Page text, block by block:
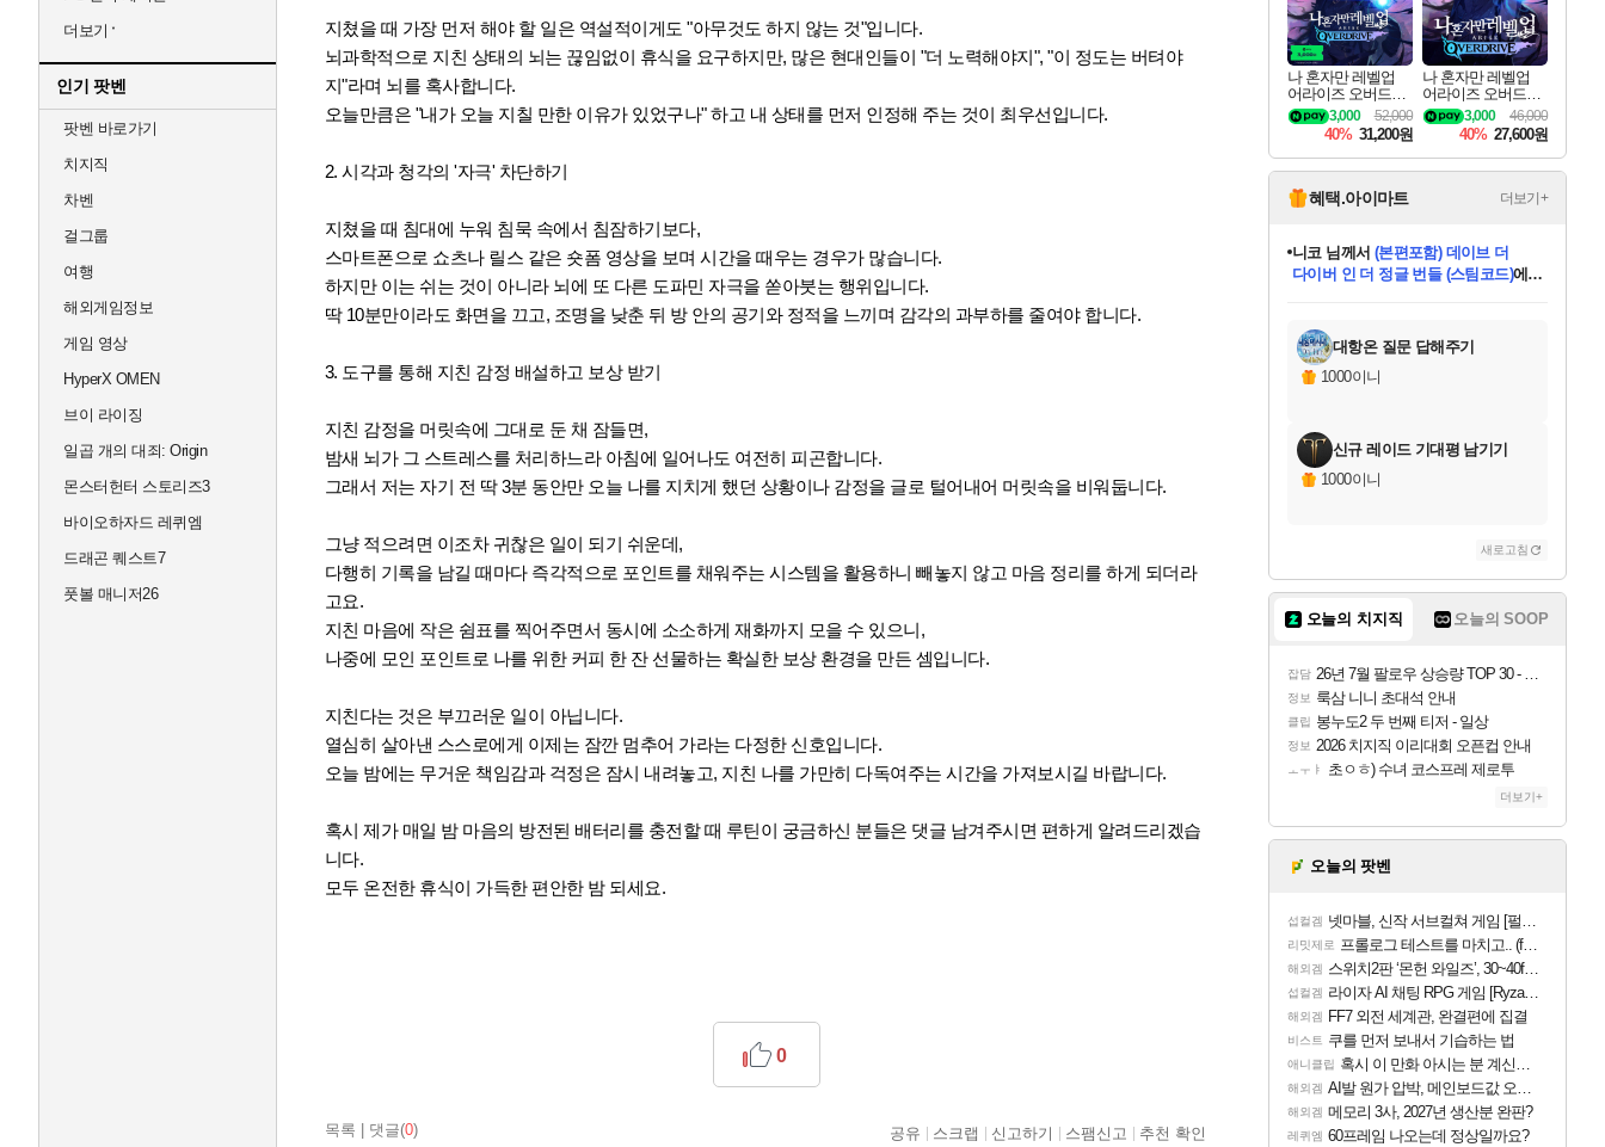
더보기
인기 팟벤
팟벤 바로가기
치지직
차벤
걸그룹
여행
해외게임정보
게임 영상
HyperX OMEN
브이 라이징
일곱 개의 대죄: Origin
몬스터헌터 스토리즈3
바이오하자드 레퀴엠
드래곤 퀘스트7
풋볼 매니저26
지쳤을 때 가장 먼저 해야 할 일은 역설적이게도 "아무것도 하지 않는 것"입니다.
뇌과학적으로 지친 상태의 뇌는 끊임없이 휴식을 요구하지만, 많은 현대인들이 "더 노력해야지", "이 정도는 버텨야
지"라며 뇌를 혹사합니다.
오늘만큼은 "내가 오늘 지칠 만한 이유가 있었구나" 하고 내 상태를 먼저 인정해 주는 것이 최우선입니다.
2. 시각과 청각의 '자극' 차단하기
지쳤을 때 침대에 누워 침묵 속에서 침잠하기보다,
스마트폰으로 쇼츠나 릴스 같은 숏폼 영상을 보며 시간을 때우는 경우가 많습니다.
하지만 이는 쉬는 것이 아니라 뇌에 또 다른 도파민 자극을 쏟아붓는 행위입니다.
딱 10분만이라도 화면을 끄고, 조명을 낮춘 뒤 방 안의 공기와 정적을 느끼며 감각의 과부하를 줄여야 합니다.
3. 도구를 통해 지친 감정 배설하고 보상 받기
지친 감정을 머릿속에 그대로 둔 채 잠들면,
밤새 뇌가 그 스트레스를 처리하느라 아침에 일어나도 여전히 피곤합니다.
그래서 저는 자기 전 딱 3분 동안만 오늘 나를 지치게 했던 상황이나 감정을 글로 털어내어 머릿속을 비워둡니다.
그냥 적으려면 이조차 귀찮은 일이 되기 쉬운데,
다행히 기록을 남길 때마다 즉각적으로 포인트를 채워주는 시스템을 활용하니 빼놓지 않고 마음 정리를 하게 되더라
고요.
지친 마음에 작은 쉼표를 찍어주면서 동시에 소소하게 재화까지 모을 수 있으니,
나중에 모인 포인트로 나를 위한 커피 한 잔 선물하는 확실한 보상 환경을 만든 셈입니다.
지친다는 것은 부끄러운 일이 아닙니다.
열심히 살아낸 스스로에게 이제는 잠깐 멈추어 가라는 다정한 신호입니다.
오늘 밤에는 무거운 책임감과 걱정은 잠시 내려놓고, 지친 나를 가만히 다독여주는 시간을 가져보시길 바랍니다.
혹시 제가 매일 밤 마음의 방전된 배터리를 충전할 때 루틴이 궁금하신 분들은 댓글 남겨주시면 편하게 알려드리겠습
니다.
모두 온전한 휴식이 가득한 편안한 밤 되세요.
목록 댓글(0)
0
공유 스크랩 신고하기 스팸신고 추천 확인
나 혼자만 레벨업
어라이즈 오버드라
이브 디럭스 에디션
Solo Leveling Arise
Overdrive Deluxe Edi
tion
52,000
3,000
40% 31,200원
나 혼자만 레벨업
어라이즈 오버드라
이브 Solo Leveling A
rise
46,000
3,000
40% 27,600원
혜택.아이마트 더보기+
교환.
당첨되셨습니다.
니코님께서 (본편포함) 데이브 더
다이버 인 더 정글 번들 (스팀코드)에
당첨되셨습니다.
당첨되셨습니다.
당첨되셨습니다.
당첨되셨습니다.
당첨되셨습니다.
에디션 (스팀코드)를 교환.
당첨되셨습니다.
대항온 질문 답해주기
1000이니
신규 레이드 기대평 남기기
1000이니
새로고침
오늘의 치지직 오늘의 SOOP
잡담 26년 7월 팔로우 상승량 TOP 30 - 월간 치지직
정보 룩삼 니니 초대석 안내
클립 봉누도2 두 번째 티저 - 일상
정보 2026 치지직 이리대회 오픈컵 안내
ㅗㅜㅑ 초ㅇㅎ) 수녀 코스프레 제로투
더보기+
오늘의 팟벤
섭컬겜 넷마블, 신작 서브컬쳐 게임 [펄 인 블루] 티저 사이트 오픈
리밋제로 프롤로그 테스트를 마치고.. (feat. 리아)
해외겜 스위치2판 ‘몬헌 와일즈’, 30~40fps 목표 추정
섭컬겜 라이자 AI 채팅 RPG 게임 [RyzaChat: AI] 공개
해외겜 FF7 외전 세계관, 완결편에 집결
비스트 쿠를 먼저 보내서 기습하는 법
애니클립 혹시 이 만화 아시는 분 계신가요
해외겜 AI발 원가 압박, 메인보드값 오르나
해외겜 메모리 3사, 2027년 생산분 완판?
레퀴엠 60프레임 나오는데 정상일까요?